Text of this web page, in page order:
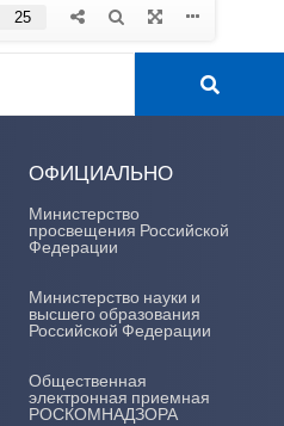
ОФИЦИАЛЬНО
Министерство
просвещения Российской
Федерации
Министерство науки и
высшего образования
Российской Федерации
Общественная
электронная приемная
РОСКОМНАДЗОРА